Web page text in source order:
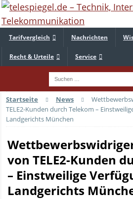
Tarifvergleich Nachrichten
Recht & Urteile Service
Startseite News
TELE2-Kunden durch Telekom –
Landgerichts München
von TELE2-Kunden
– Einstweilige
Landgerichts